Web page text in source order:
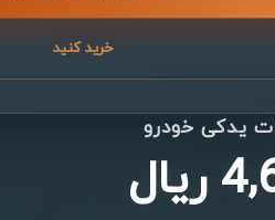
خرید کنید
یدکی خودرو
ریال